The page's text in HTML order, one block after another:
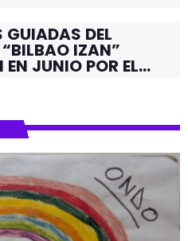
DEL
IZAN”
JUNIO POR EL